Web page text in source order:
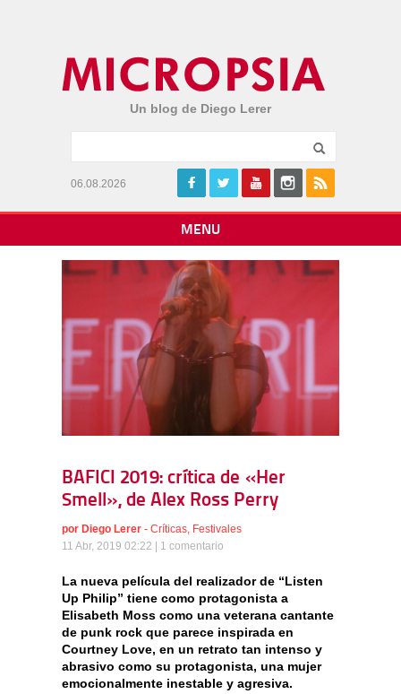
Un blog de Diego Lerer
06.08.2026
MENU
BAFICI 2019: crítica de «Her
Smell», de Alex Ross Perry
por Diego Lerer - Críticas Festivales
11 Abr, 2019 02:22 | 1 comentario
La nueva película del realizador de “Listen
Up Philip” tiene como protagonista a
Elisabeth Moss como una veterana cantante
de punk rock que parece inspirada en
Courtney Love, en un retrato tan intenso y
abrasivo como su protagonista, una mujer
emocionalmente inestable y agresiva.